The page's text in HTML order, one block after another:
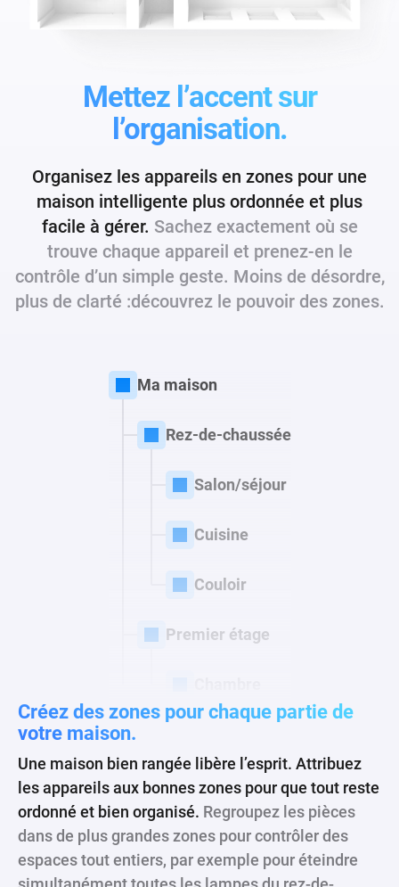
Mettez l’accent sur
l’organisation.
Organisez les appareils en zones pour une
maison intelligente plus ordonnée et plus
facile à gérer. Sachez exactement où se
trouve chaque appareil et prenez-en le
contrôle d’un simple geste. Moins de désordre,
plus de clarté :découvrez le pouvoir des zones.
Créez des zones pour chaque partiede
votre maison.
Une maison bien rangée libère l’esprit. Attribuez
les appareils aux bonnes zones pour que tout reste
ordonné et bien organisé. Regroupez les pièces
dans de plus grandes zones pour contrôler des
espaces tout entiers, par exemple pour éteindre
Ma maison
Rez-de-chaussée
Salon/séjour
Cuisine
Couloir
Premier étage